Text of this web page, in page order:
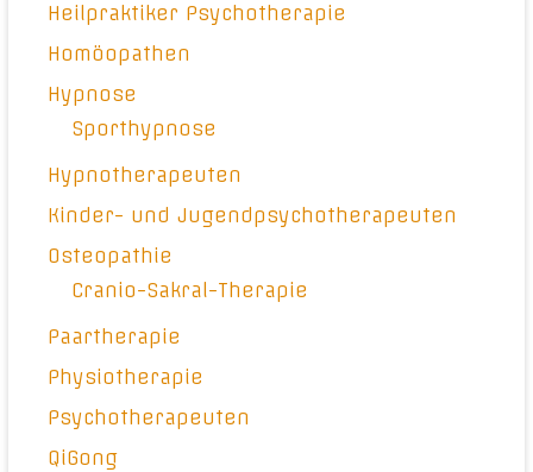
Heilpraktiker Psychotherapie
Homöopathen
Hypnose
Sporthypnose
Hypnotherapeuten
Kinder- und Jugendpsychotherapeuten
Osteopathie
Cranio-Sakral-Therapie
Paartherapie
Physiotherapie
Psychotherapeuten
QiGong